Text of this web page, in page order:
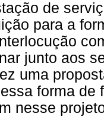
de
para a
junto aos
uma
forma de
nesse